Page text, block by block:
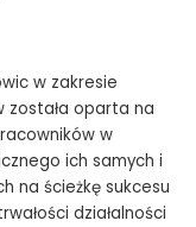
w zakresie
została oparta na
w
ich samych i
na ścieżkę sukcesu
działalności